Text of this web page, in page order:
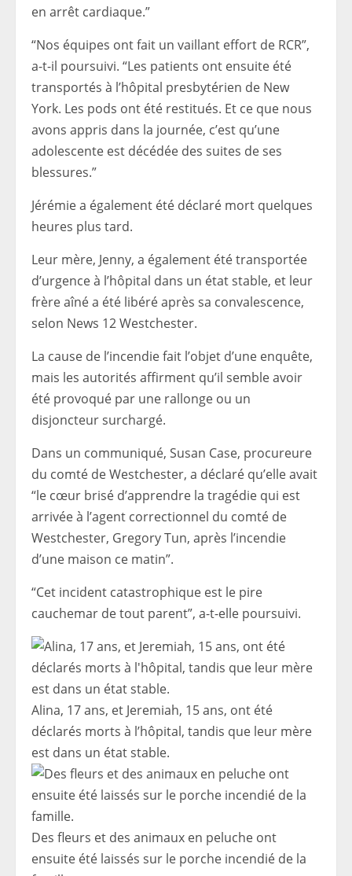
en arrêt cardiaque.”
“Nos équipes ont fait un vaillant effort de RCR”,
a-t-il poursuivi. “Les patients ont ensuite été
transportés à l’hôpital presbytérien de New
York. Les pods ont été restitués. Et ce que nous
avons appris dans la journée, c’est qu’une
adolescente est décédée des suites de ses
blessures.”
Jérémie a également été déclaré mort quelques
heures plus tard.
Leur mère, Jenny, a également été transportée
d’urgence à l’hôpital dans un état stable, et leur
frère aîné a été libéré après sa convalescence,
selon News 12 Westchester.
La cause de l’incendie fait l’objet d’une enquête,
mais les autorités affirment qu’il semble avoir
été provoqué par une rallonge ou un
disjoncteur surchargé.
Dans un communiqué, Susan Case, procureure
du comté de Westchester, a déclaré qu’elle avait
“le cœur brisé d’apprendre la tragédie qui est
arrivée à l’agent correctionnel du comté de
Westchester, Gregory Tun, après l’incendie
d’une maison ce matin”.
“Cet incident catastrophique est le pire
cauchemar de tout parent”, a-t-elle poursuivi.
Alina, 17 ans, et Jeremiah, 15 ans, ont été
déclarés morts à l’hôpital, tandis que leur mère
est dans un état stable.
Des fleurs et des animaux en peluche ont
ensuite été laissés sur le porche incendié de la